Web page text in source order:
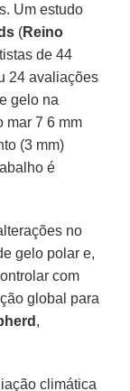
Um estudo
(Reino
de 44
24 avaliações
gelo na
mar 7 6 mm
(3 mm)
é
no
gelo polar e,
com
global para
,
climática